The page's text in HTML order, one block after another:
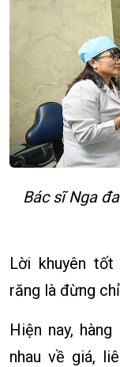
Bác sĩ Nga
Lời khuyên
răng là đừng
Hiện nay,
nhau về giá,